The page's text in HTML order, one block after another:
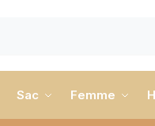
Sac Femme